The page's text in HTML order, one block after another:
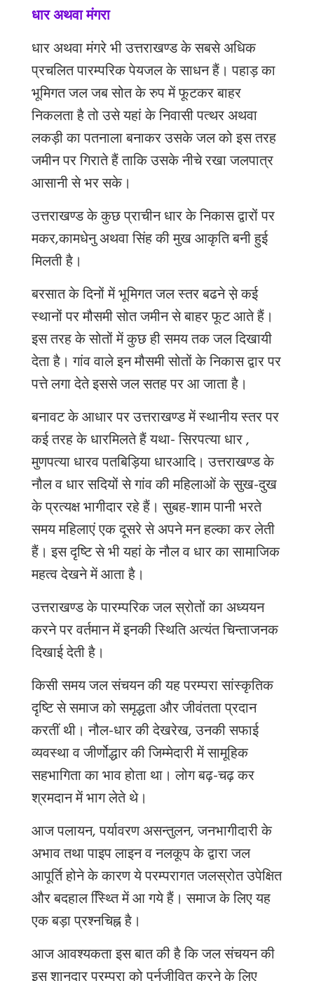
धार अथवा मंगरा
धारअथवामंगरेभीउत्तराखण्डकेसबसेअधिक
प्रचलितपारम्परिकपेयजलकेसाधनहैं। पहाड़का
भूमिगतजलजबसोतकेरुपमेंफूटकरबाहर
निकलताहैतोउसेयहांकेनिवासीपत्थरअथवा
लकड़ीकापतनालाबनाकरउसकेजलकोइसतरह
जमीनपरगिरातेहैंताकिउसकेनीचेरखाजलपात्र
आसानीसेभरसके।
उत्तराखण्डकेकुछप्राचीनधारकेनिकासद्वारोंपर
मकर,कामधेनुअथवासिंहकीमुखआकृतिबनीहुई
मिलतीहै।
बरसातकेदिनोंमेंभूमिगतजलस्तरबढनेसे़कई
स्थानोंपरमौसमीसोतजमीनसेबाहरफूटआतेहैं।
इसतरहकेसोतोंमेंकुछहीसमयतकजलदिखायी
देताहै। गांववालेइनमौसमीसोतोंकेनिकासद्वारपर
पत्तेलगादेतेइससेजलसतहपरआजाताहै।
बनावटकेआधारपरउत्तराखण्डमेंस्थानीयस्तरपर
कईतरहकेधारमिलतेहैंयथा-सिरपत्याधार,
मुणपत्याधारवपतबिड़ियाधारआदि। उत्तराखण्डके
नौलवधारसदियोंसेगांवकीमहिलाओंकेसुख-दुख
केप्रत्यक्षभागीदाररहेहैं। सुबह-शामपानीभरते
समयमहिलाएंएकदूसरेसेअपनेमनहल्काकरलेती
हैं। इसदृष्टिसेभीयहांकेनौलवधारकासामाजिक
महत्वदेखनेमेंआताहै।
उत्तराखण्डकेपारम्परिकजलस्रोतोंकाअध्ययन
करनेपरवर्तमानमेंइनकीस्थितिअत्यंतचिन्ताजनक
दिखाईदेतीहै।
किसीसमयजलसंचयनकीयहपरम्परासांस्कृतिक
दृष्टिसेसमाजकोसमृद्धताऔरजीवंतताप्रदान
करतींथी। नौल-धारकीदेखरेख,उनकीसफाई
व्यवस्थावजीर्णोद्धारकीजिम्मेदारीमेंसामूहिक
सहभागिताकाभावहोताथा। लोगबढ़-चढ़कर
श्रमदानमेंभागलेतेथे।
आजपलायन,पर्यावरणअसन्तुलन,जनभागीदारीके
अभावतथापाइपलाइनवनलकूपकेद्वाराजल
आपूर्तिहोनेकेकारणयेपरम्परागतजलस्रोतउपेक्षित
औरबदहालस्थ्तििमेंआगयेहैं। समाजकेलिएयह
एकबड़ाप्रश्नचिह्नहै।
आजआवश्यकताइसबातकीहैकिजलसंचयनकी